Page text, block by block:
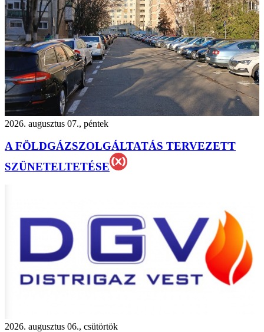
2026. augusztus 07., péntek
A FÖLDGÁZSZOLGÁLTATÁS TERVEZETT
SZÜNETELTETÉSE
2026. augusztus 06., csütörtök